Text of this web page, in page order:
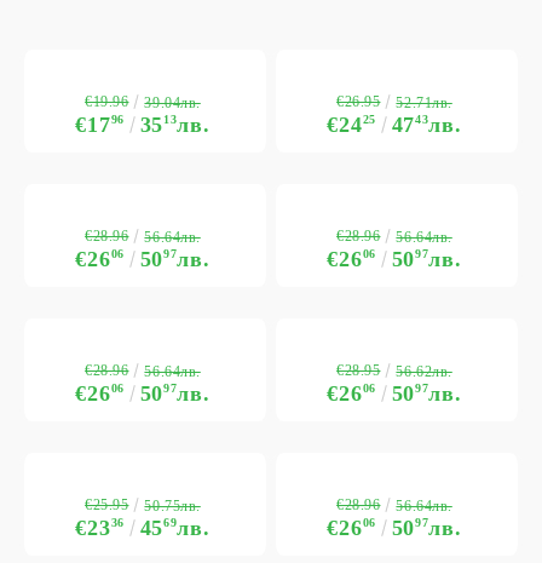
€1796 3513лв.
€19.96 39.04лв.
€2425 4743лв.
€26.95 52.71лв.
€2606 5097лв.
€28.96 56.64лв.
€2606 5097лв.
€28.96 56.64лв.
€2606 5097лв.
€28.96 56.64лв.
€2606 5097лв.
€28.95 56.62лв.
€2336 4569лв.
€25.95 50.75лв.
€2606 5097лв.
€28.96 56.64лв.